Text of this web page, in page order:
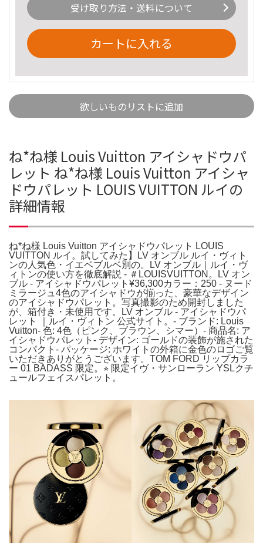
受け取り方法・送料について
カートに入れる
欲しいものリストに追加
ね*ね様 Louis Vuitton アイシャドウパ
レット ね*ね様 Louis Vuitton アイシャ
ドウパレット LOUIS VUITTON ルイの
詳細情報
ね*ね様 Louis Vuitton アイシャドウパレット LOUIS
VUITTON ルイ。試してみた】LV オンブル ルイ・ヴィト
ンの人気色・イエベブルベ別の。LV オンブル｜ルイ・ヴ
ィトンの使い方を徹底解説 - ＃LOUISVUITTON。LV オン
ブル - アイシャドウパレット¥36,300カラー：250 - ヌード
ミラージュ4色のアイシャドウが揃った、豪華なデザイン
のアイシャドウパレット。写真撮影のため開封しました
が、箱付き・未使用です。LV オンブル - アイシャドウパ
レット ｜ルイ・ヴィトン 公式サイト。- ブランド: Louis
Vuitton- 色: 4色（ピンク、ブラウン、シマー）- 商品名: ア
イシャドウパレット- デザイン: ゴールドの装飾が施された
コンパクト- パッケージ: ホワイトの外箱に金色のロゴご覧
いただきありがとうございます。TOM FORD リップカラ
ー 01 BADASS 限定。⭐︎ 限定イヴ・サンローラン YSLクチ
ュールフェイスパレット。